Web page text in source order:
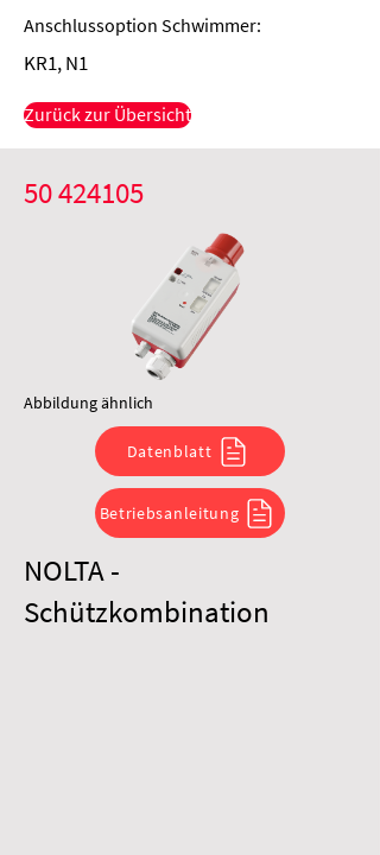
Anschlussoption Schwimmer:
KR1, N1
Zurück zur Übersicht
50 424105
Abbildung ähnlich
Datenblatt
Betriebsanleitung
NOLTA -
Schützkombination